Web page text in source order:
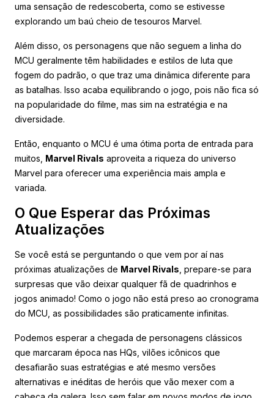
uma sensação de redescoberta, como se estivesse
explorando um baú cheio de tesouros Marvel.
Além disso, os personagens que não seguem a linha do
MCU geralmente têm habilidades e estilos de luta que
fogem do padrão, o que traz uma dinâmica diferente para
as batalhas. Isso acaba equilibrando o jogo, pois não fica só
na popularidade do filme, mas sim na estratégia e na
diversidade.
Então, enquanto o MCU é uma ótima porta de entrada para
muitos, Marvel Rivals aproveita a riqueza do universo
Marvel para oferecer uma experiência mais ampla e
variada.
O Que Esperar das Próximas
Atualizações
Se você está se perguntando o que vem por aí nas
próximas atualizações de Marvel Rivals , prepare-se para
surpresas que vão deixar qualquer fã de quadrinhos e
jogos animado! Como o jogo não está preso ao cronograma
do MCU, as possibilidades são praticamente infinitas.
Podemos esperar a chegada de personagens clássicos
que marcaram época nas HQs, vilões icônicos que
desafiarão suas estratégias e até mesmo versões
alternativas e inéditas de heróis que vão mexer com a